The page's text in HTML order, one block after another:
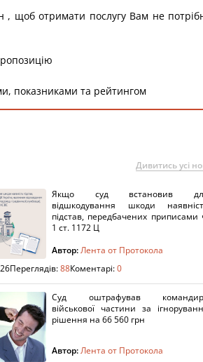
, щоб отримати послугу Вам не
показниками та рейтингом
Дивитись усі
Якщо суд встановив
відшкодування шкоди
підстав, передбачених приписами
1 ст. 1172 Ц
Автор:Лента от Протокола
Переглядів:88Коментарі:0
Суд оштрафував
військової частини за
рішення на 66 560 грн
Автор:Лента от Протокола